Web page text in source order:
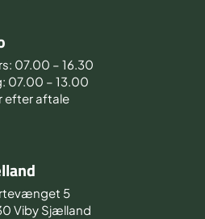
07.00 – 16.30
07.00 – 13.00
efter aftale
5
Viby Sjælland